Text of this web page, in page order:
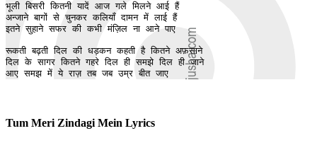
भूली बिसरी कितनी यादें आज गले मिलने आई हैं
अन्जाने बागों से चुनकर कलियाँ दामन में लाई हैं
इतने सुहाने सफर की कभी मंज़िल ना आने पाए
रूकती बढ़ती दिल की धड़कन कहती है कितने अफ़साने
दिल के सागर कितने गहरे दिल ही समझे दिल ही जाने
आए समझ में ये राज़ तब जब उम्र बीत जाए
Tum Meri Zindagi Mein Lyrics